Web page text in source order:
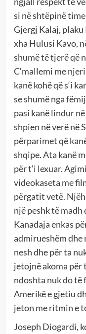
si në shtëpinë
Gjergj Kalaj,
xha Hulusi Kavo,
shumë të tjerë që
C‘mallemi me
kanë kohë që s‘i
se shumë nga
pasi kanë lindur
shpien në verë në
përparimet që
shqipe. Ata kanë
për t‘i lexuar.
videokaseta me
përgatit vetë.
një peshk të
Kanadaja enkas
admirueshëm dhe
nesh dhe për ta
jetojnë akoma për
ndoshta nuk do
Amerikë e gjetiu
jeton me ritmin e
Joseph Diogardi,